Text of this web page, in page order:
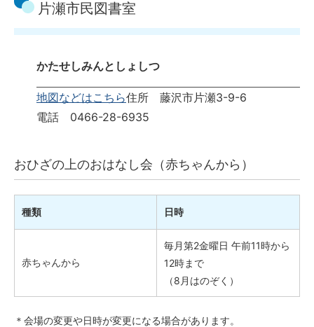
片瀬市民図書室
かたせしみんとしょしつ
地図などはこちら住所 藤沢市片瀬3-9-6
電話 0466-28-6935
おひざの上のおはなし会（赤ちゃんから）
種類 日時
赤ちゃんから
毎月第2金曜日 午前11時から
12時まで
（8月はのぞく）
＊会場の変更や日時が変更になる場合があります。